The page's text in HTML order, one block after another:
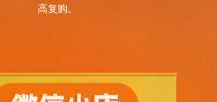
高复购。